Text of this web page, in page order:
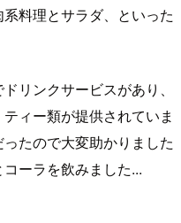
料理とサラダ、といった
リンクサービスがあり、
ィー類が提供されていま
たので大変助かりました
ーラを飲みました...